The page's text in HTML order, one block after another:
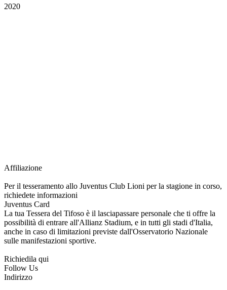
2020
Affiliazione
Per il tesseramento allo Juventus Club Lioni per la stagione in corso,
richiedete informazioni
Juventus Card
La tua Tessera del Tifoso è il lasciapassare personale che ti offre la
possibilità di entrare all'Allianz Stadium, e in tutti gli stadi d'Italia,
anche in caso di limitazioni previste dall'Osservatorio Nazionale
sulle manifestazioni sportive.
Richiedila qui
Follow Us
Indirizzo